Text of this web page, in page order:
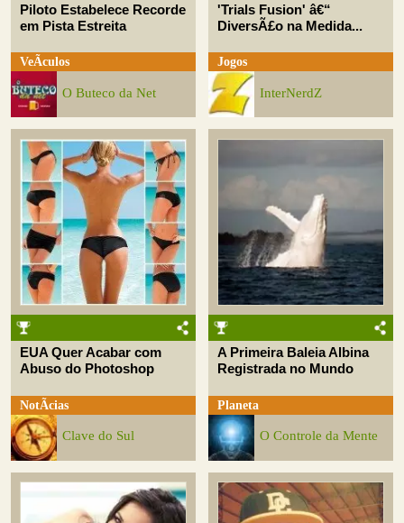
Piloto Estabelece Recorde
em Pista Estreita
VeÃ­culos
O Buteco da Net
'Trials Fusion' â€“
DiversÃ£o na Medida...
Jogos
InterNerdZ
EUA Quer Acabar com
Abuso do Photoshop
NotÃ­cias
Clave do Sul
A Primeira Baleia Albina
Registrada no Mundo
Planeta
O Controle da Mente